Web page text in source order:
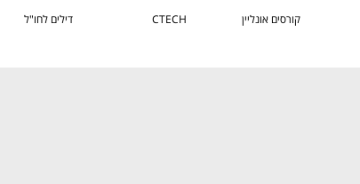
קורסים אונליין CTECH
דילים לחו"ל